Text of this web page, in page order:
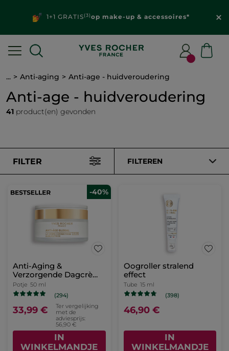
1+1 GRATIS(3)op make-up & accessoires*
... Anti-aging Anti-age - huidveroudering
Anti-age - huidveroudering
41 product(en) gevonden
FILTER FILTEREN
-40%
Anti-Aging &
Verzorgende Dagcrème
- Alle Huidtypes
Potje 50 ml
(294)
33,99 €
Ter vergelijking
met de
adviesprijs:
56,90 €
IN
WINKELMANDJE
Oogroller stralend
effect
Tube 15 ml
(398)
46,90 €
IN
WINKELMANDJE